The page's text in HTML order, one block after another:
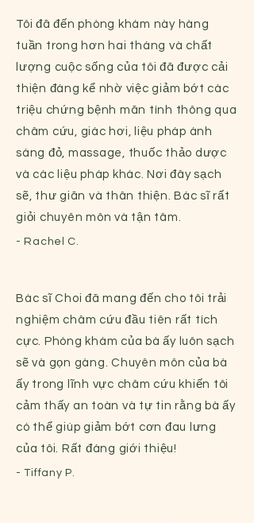
Tôi đã đến phòng khám này hàng
tuần trong hơn hai tháng và chất
lượng cuộc sống của tôi đã được cải
thiện đáng kể nhờ việc giảm bớt các
triệu chứng bệnh mãn tính thông qua
châm cứu, giác hơi, liệu pháp ánh
sáng đỏ, massage, thuốc thảo dược
và các liệu pháp khác. Nơi đây sạch
sẽ, thư giãn và thân thiện. Bác sĩ rất
giỏi chuyên môn và tận tâm.
- Rachel C.
Bác sĩ Choi đã mang đến cho tôi trải
nghiệm châm cứu đầu tiên rất tích
cực. Phòng khám của bà ấy luôn sạch
sẽ và gọn gàng. Chuyên môn của bà
ấy trong lĩnh vực châm cứu khiến tôi
cảm thấy an toàn và tự tin rằng bà ấy
có thể giúp giảm bớt cơn đau lưng
của tôi. Rất đáng giới thiệu!
- Tiffany P.